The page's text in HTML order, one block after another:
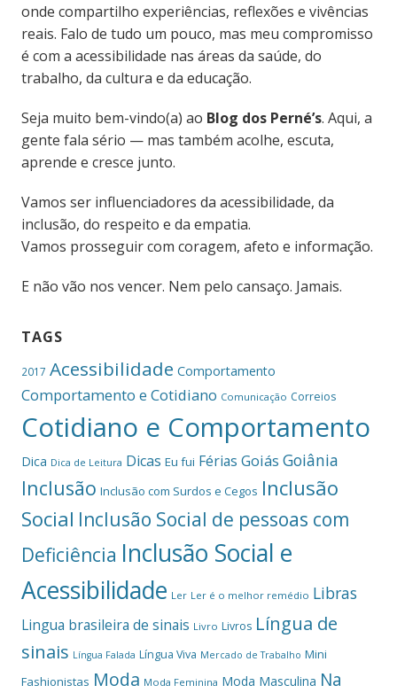
onde compartilho experiências, reflexões e vivências
reais. Falo de tudo um pouco, mas meu compromisso
é com a acessibilidade nas áreas da saúde, do
trabalho, da cultura e da educação.
Seja muito bem-vindo(a) ao Blog dos Perné’s. Aqui, a
gente fala sério — mas também acolhe, escuta,
aprende e cresce junto.
Vamos ser influenciadores da acessibilidade, da
inclusão, do respeito e da empatia.
Vamos prosseguir com coragem, afeto e informação.
E não vão nos vencer. Nem pelo cansaço. Jamais.
TAGS
2017 Acessibilidade Comportamento
Comportamento e Cotidiano Comunicação Correios
Cotidiano e Comportamento
Dica Dica de Leitura Dicas Eu fui Férias Goiás Goiânia
Inclusão Inclusão com Surdos e Cegos Inclusão
Social Inclusão Social de pessoas com
Deficiência Inclusão Social e
Acessibilidade Ler Ler é o melhor remédio Libras
Lingua brasileira de sinais Livro Livros Língua de
sinais Língua Falada Língua Viva Mercado de Trabalho Mini
Fashionistas Moda Moda Feminina Moda Masculina Na